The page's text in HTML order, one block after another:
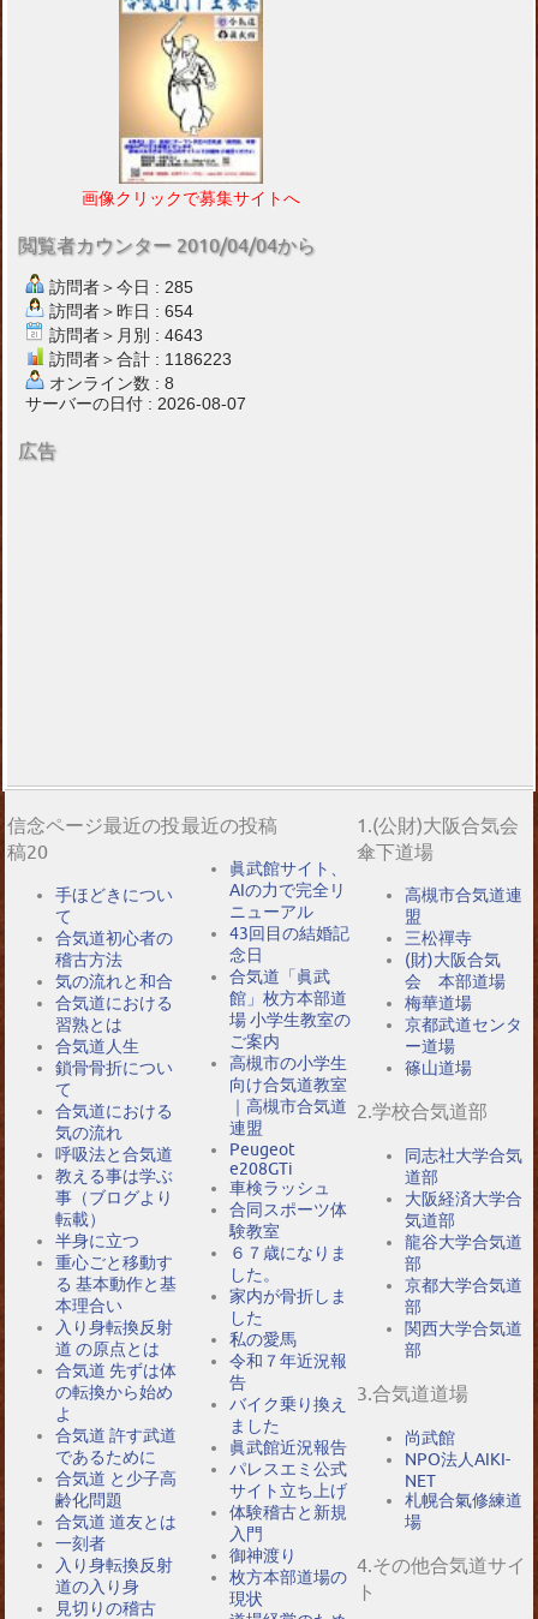
画像クリックで募集サイトへ
閲覧者カウンター 2010/04/04から
訪問者＞今日 : 285
訪問者＞昨日 : 654
訪問者＞月別 : 4643
訪問者＞合計 : 1186223
オンライン数 : 8
サーバーの日付 : 2026-08-07
広告
信念ページ最近の投
稿20
手ほどきについ
て
合気道初心者の
稽古方法
気の流れと和合
合気道における
習熟とは
合気道人生
鎖骨骨折につい
て
合気道における
気の流れ
呼吸法と合気道
教える事は学ぶ
事（ブログより
転載）
半身に立つ
重心ごと移動す
る 基本動作と基
本理合い
入り身転換反射
道 の原点とは
合気道 先ずは体
の転換から始め
よ
合気道 許す武道
であるために
合気道 と少子高
齢化問題
合気道 道友とは
一刻者
入り身転換反射
道の入り身
見切りの稽古
最近の投稿
眞武館サイト、
AIの力で完全リ
ニューアル
43回目の結婚記
念日
合気道「眞武
館」枚方本部道
場 小学生教室の
ご案内
高槻市の小学生
向け合気道教室
｜高槻市合気道
連盟
Peugeot
e208GTi
車検ラッシュ
合同スポーツ体
験教室
６７歳になりま
した。
家内が骨折しま
した
私の愛馬
令和７年近況報
告
バイク乗り換え
ました
眞武館近況報告
パレスエミ公式
サイト立ち上げ
体験稽古と新規
入門
御神渡り
枚方本部道場の
現状
1.(公財)大阪合気会
傘下道場
高槻市合気道連
盟
三松禪寺
(財)大阪合気
会 本部道場
梅華道場
京都武道センタ
ー道場
篠山道場
2.学校合気道部
同志社大学合気
道部
大阪経済大学合
気道部
龍谷大学合気道
部
京都大学合気道
部
関西大学合気道
部
3.合気道道場
尚武館
NPO法人AIKI-
NET
札幌合氣修練道
場
4.その他合気道サイ
ト